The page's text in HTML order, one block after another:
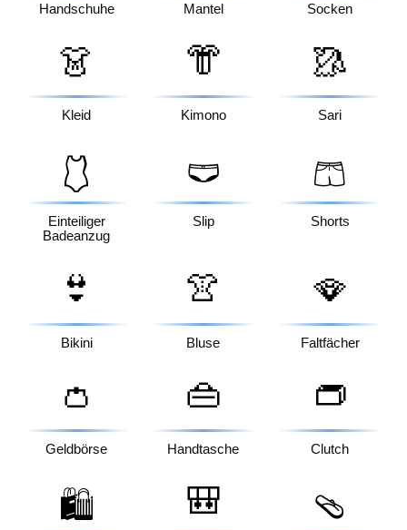
Handschuhe Mantel Socken
👗
Kleid
👘
Kimono
🥻
Sari
🩱
Einteiliger
Badeanzug
🩲
Slip
🩳
Shorts
👙
Bikini
👚
Bluse
🪭
Faltfächer
👛
Geldbörse
👜
Handtasche
👝
Clutch
🛍️ 🎒 🩴